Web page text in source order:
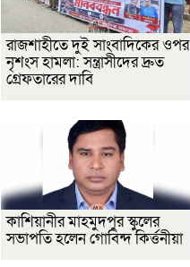
রাজশাহীতে দুই সাংবাদিকের ওপর
নৃশংস হামলা: সন্ত্রাসীদের দ্রুত
গ্রেফতারের দাবি
কাশিয়ানীর মাহমুদপুর স্কুলের
সভাপতি হলেন গোবিন্দ কির্ত্তনীয়া